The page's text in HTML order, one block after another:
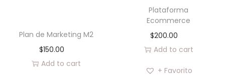
Plan de Marketing M2
$150.00
Add to cart
Plataforma
Ecommerce
$200.00
Add to cart
+ Favorito